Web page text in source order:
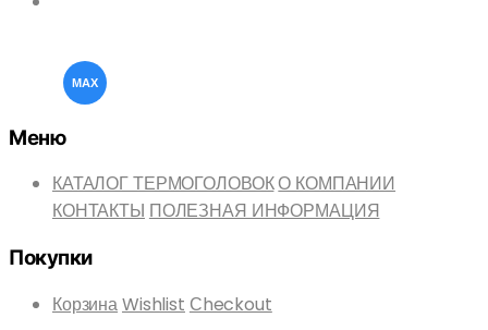
Меню
КАТАЛОГ ТЕРМОГОЛОВОКО КОМПАНИИ
КОНТАКТЫ ПОЛЕЗНАЯ ИНФОРМАЦИЯ
Покупки
КорзинаWishlist Сheckout